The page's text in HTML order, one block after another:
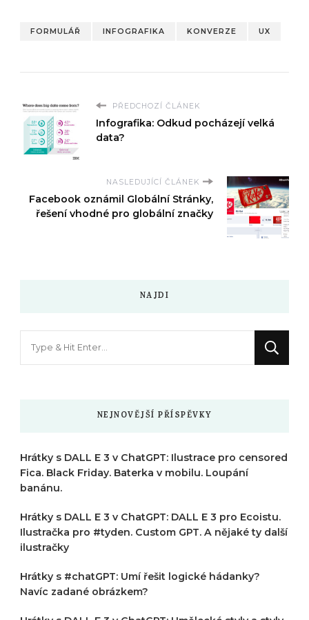
FORMULÁŘ INFOGRAFIKA KONVERZE UX
PŘEDCHOZÍ ČLÁNEK
Infografika: Odkud pocházejí velká
data?
NASLEDUJÍCÍ ČLÁNEK
Facebook oznámil Globální Stránky,
řešení vhodné pro globální značky
NAJDI
NEJNOVĚJŠÍ PŘÍSPĚVKY
Hrátky s DALL E 3 v ChatGPT: Ilustrace pro censored
Fica. Black Friday. Baterka v mobilu. Loupání
banánu.
Hrátky s DALL E 3 v ChatGPT: DALL E 3 pro Ecoistu.
Ilustračka pro #tyden. Custom GPT. A nějaké ty další
ilustračky
Hrátky s #chatGPT: Umí řešit logické hádanky?
Navíc zadané obrázkem?